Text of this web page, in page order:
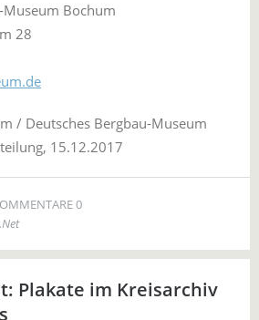
Museum Bochum
28
/ Deutsches Bergbau-Museum
15.12.2017
0
Plakate im Kreisarchiv